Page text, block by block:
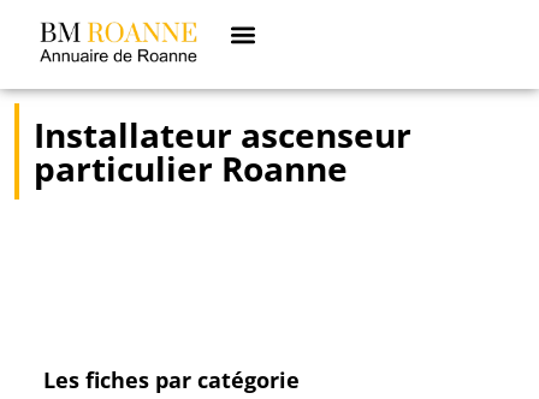
Installateur ascenseur
particulier Roanne
Les fiches par catégorie